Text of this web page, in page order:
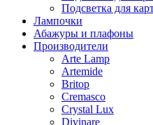
Подсветка для
Лампочки
Абажуры и плафоны
Производители
Arte Lamp
Artemide
Britop
Cremasco
Crystal Lux
Divinare